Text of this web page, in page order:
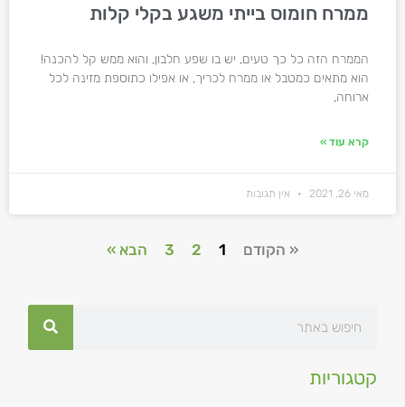
קטגוריות
ממרח חומוס בייתי משגע בקלי קלות
הממרח הזה כל כך טעים, יש בו שפע חלבון, והוא ממש קל להכנה!
הוא מתאים כמטבל או ממרח לכריך, או אפילו כתוספת מזינה לכל
ארוחה,
קרא עוד »
מאי 26, 2021 אין תגובות
« הקודם 1
2
3 הבא »